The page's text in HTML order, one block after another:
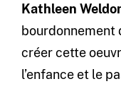
Kathleen
bourdonnement
créer cette
l’enfance et le